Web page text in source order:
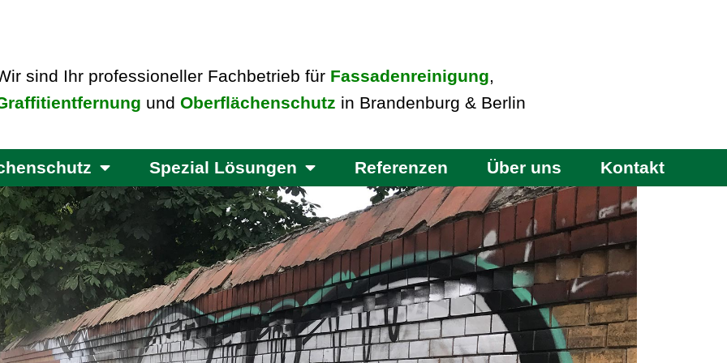
sind Ihr professioneller Fachbetrieb für Fassadenreinigung,
und Oberflächenschutz in Brandenburg & Berlin
Spezial Lösungen Referenzen Über uns Kontakt